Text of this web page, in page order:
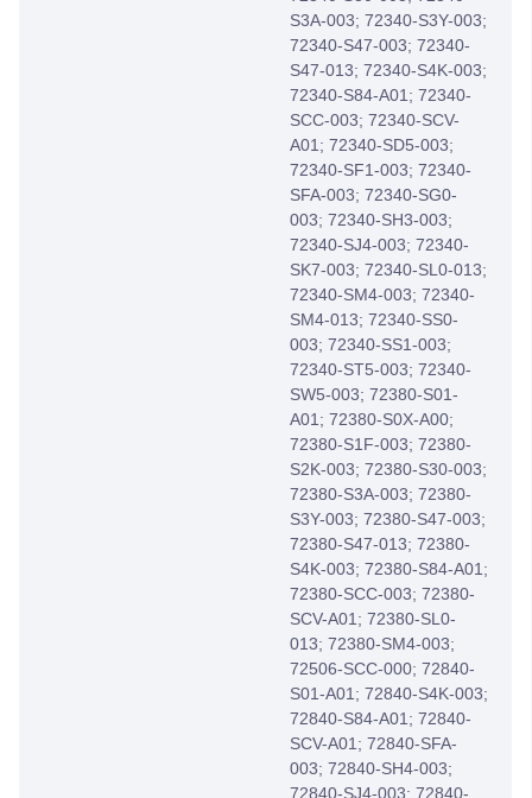
S3A-003; 72340-S3Y-003;
72340-S47-003; 72340-
S47-013; 72340-S4K-003;
72340-S84-A01; 72340-
SCC-003; 72340-SCV-
A01; 72340-SD5-003;
72340-SF1-003; 72340-
SFA-003; 72340-SG0-
003; 72340-SH3-003;
72340-SJ4-003; 72340-
SK7-003; 72340-SL0-013;
72340-SM4-003; 72340-
SM4-013; 72340-SS0-
003; 72340-SS1-003;
72340-ST5-003; 72340-
SW5-003; 72380-S01-
A01; 72380-S0X-A00;
72380-S1F-003; 72380-
S2K-003; 72380-S30-003;
72380-S3A-003; 72380-
S3Y-003; 72380-S47-003;
72380-S47-013; 72380-
S4K-003; 72380-S84-A01;
72380-SCC-003; 72380-
SCV-A01; 72380-SL0-
013; 72380-SM4-003;
72506-SCC-000; 72840-
S01-A01; 72840-S4K-003;
72840-S84-A01; 72840-
SCV-A01; 72840-SFA-
003; 72840-SH4-003;
72840-SJ4-003; 72840-